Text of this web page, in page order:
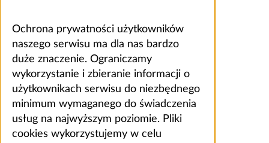
Ochrona prywatności użytkowników
naszego serwisu ma dla nas bardzo
duże znaczenie. Ograniczamy
wykorzystanie i zbieranie informacji o
użytkownikach serwisu do niezbędnego
minimum wymaganego do świadczenia
usług na najwyższym poziomie. Pliki
cookies wykorzystujemy w celu